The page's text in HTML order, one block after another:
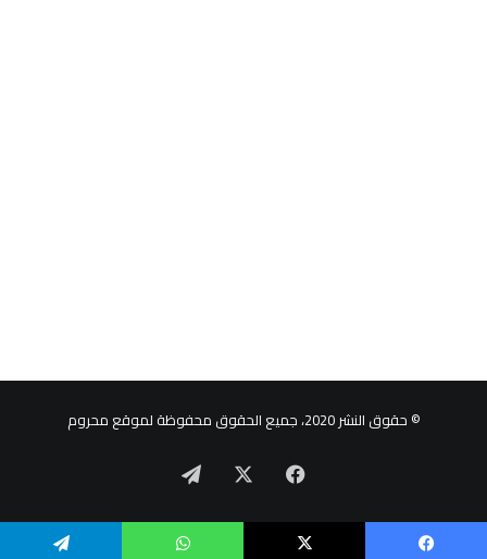
© حقوق النشر 2020، جميع الحقوق محفوظة لموقع محروم
فيسبوك تيلقرام